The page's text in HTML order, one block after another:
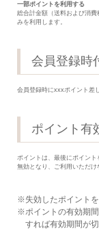
一部ポイントを利用する
総合計金額（送料および消
みを利用します。
会員登録時
会員登録時にxxxポイント差
ポイント有
ポイントは、最後にポイン
無効となり、ご利用いただけ
失効したポイント
ポイントの有効期
すれば有効期間が